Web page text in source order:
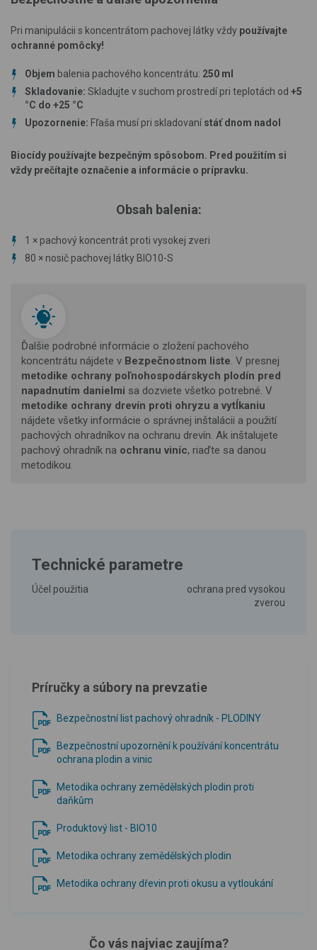
Pri manipulácii s koncentrátom pachovej látky vždy používajte
ochranné pomôcky!
Objem balenia pachového koncentrátu: 250 ml
Skladovanie: Skladujte v suchom prostredí pri teplotách od +5
°C do +25 °C
Upozornenie: Fľaša musí pri skladovaní stáť dnom nadol
Biocídy používajte bezpečným spôsobom. Pred použitím si
vždy prečítajte označenie a informácie o prípravku.
Obsah balenia:
1 × pachový koncentrát proti vysokej zveri
80 × nosič pachovej látky BIO10-S
Ďalšie podrobné informácie o zložení pachového
koncentrátu nájdete v Bezpečnostnom liste. V presnej
metodike ochrany poľnohospodárskych plodín pred
napadnutím danielmi sa dozviete všetko potrebné. V
metodike ochrany drevín proti ohryzu a vytĺkaniu
nájdete všetky informácie o správnej inštalácii a použití
pachových ohradníkov na ochranu drevín. Ak inštalujete
pachový ohradník na ochranu viníc, riaďte sa danou
metodikou.
Technické parametre
Účel použitia
ochrana pred vysokou
zverou
Príručky a súbory na prevzatie
Bezpečnostní list pachový ohradník - PLODINY
Bezpečnostní upozornění k používání koncentrátu
ochrana plodin a vinic
Metodika ochrany zemědělských plodin proti
daňkům
Produktový list - BIO10
Metodika ochrany zemědělských plodin
Metodika ochrany dřevin proti okusu a vytloukání
Čo vás najviac zaujíma?